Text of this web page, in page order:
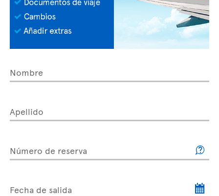
Nombre
Apellido
Número de reserva
Fecha de salida